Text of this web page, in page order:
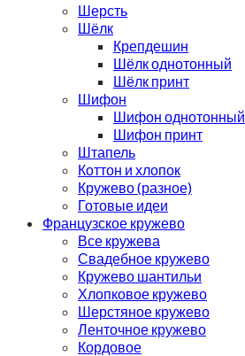
Шерсть
Шёлк
Крепдешин
Шёлк однотонный
Шёлк принт
Шифон
Шифон однотонный
Шифон принт
Штапель
Коттон и хлопок
Кружево (разное)
Готовые идеи
Французское кружево
Все кружева
Свадебное кружево
Кружево шантильи
Хлопковое кружево
Шерстяное кружево
Ленточное кружево
Кордовое